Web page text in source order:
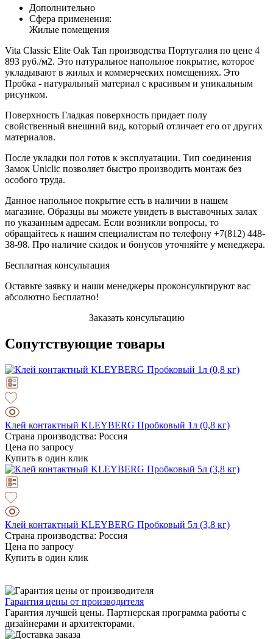
Дополнительно
Сфера применения:
Жилые помещения
Vita Classic Elite Oak Tan производства Португалия по цене 4
893 руб./м2. Это натуральное напольное покрытие, которое
укладывают в жилых и коммерческих помещениях. Это
Пробка - натуральный материал с красивым и уникальным
рисунком.
Поверхность Гладкая поверхность придает полу
свойственный внешний вид, который отличает его от других
материалов.
После укладки пол готов к эксплуатации. Тип соединения
Замок Uniclic позволяет быстро производить монтаж без
особого труда.
Данное напольное покрытие есть в наличии в нашем
магазине. Образцы вы можете увидеть в выставочных залах
по указанным адресам. Если возникли вопросы, то
обращайтесь к нашим специалистам по телефону +7(812) 448-
38-98. Про наличие скидок и бонусов уточняйте у менеджера.
Бесплатная консультация
Оставьте заявку и наши менеджеры проконсультируют вас
абсолютно Бесплатно!
Заказать консультацию
Сопутствующие товары
Клей контактный KLEYBERG Пробковый 1л (0,8 кг)
Страна производства: Россия
Цена по запросу
Купить в один клик
Клей контактный KLEYBERG Пробковый 5л (3,8 кг)
Страна производства: Россия
Цена по запросу
Купить в один клик
Гарантия цены от производителя
Гарантия лучшей цены. Партнерская программа работы с
дизайнерами и архитекторами.